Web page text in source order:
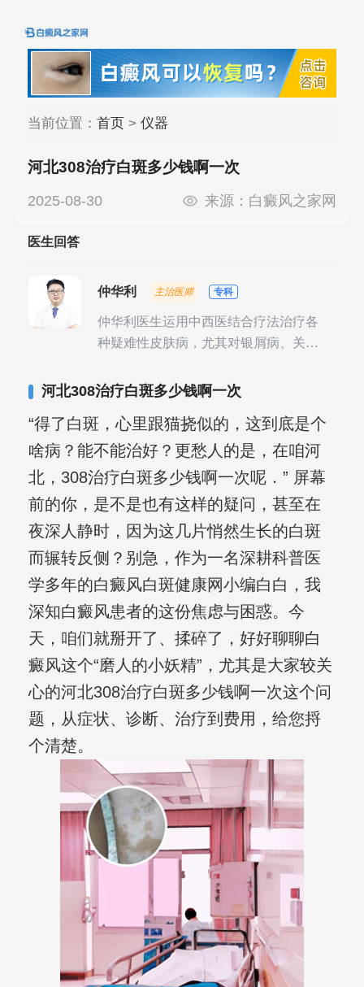
当前位置： 首页> 仪器
河北308治疗白斑多少钱啊一次
2025-08-30 来源： 白癜风之家网
医生回答
仲华利 主治医师 专科
仲华利医生运用中西医结合疗法治疗各
种疑难性皮肤病，尤其对银屑病、关节
河北308治疗白斑多少钱啊一次
“得了白斑，心里跟猫挠似的，这到底是个
啥病？能不能治好？更愁人的是，在咱河
北，308治疗白斑多少钱啊一次呢．” 屏幕
前的你，是不是也有这样的疑问，甚至在
夜深人静时，因为这几片悄然生长的白斑
而辗转反侧？别急，作为一名深耕科普医
学多年的白癜风白斑健康网小编白白，我
深知白癜风患者的这份焦虑与困惑。今
天，咱们就掰开了、揉碎了，好好聊聊白
癜风这个“磨人的小妖精”，尤其是大家较关
心的河北308治疗白斑多少钱啊一次这个问
题，从症状、诊断、治疗到费用，给您捋
个清楚。